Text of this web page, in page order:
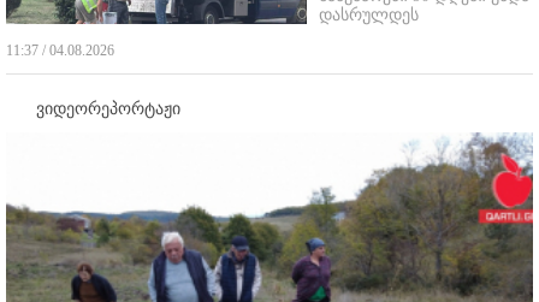
დასრულდეს
11:37 / 04.08.2026
ვიდეორეპორტაჟი